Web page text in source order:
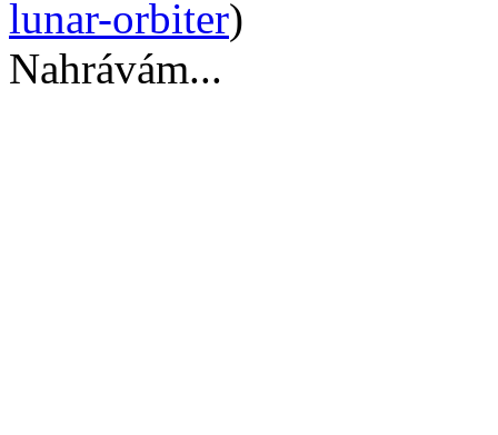
lunar-orbiter)
Nahrávám...